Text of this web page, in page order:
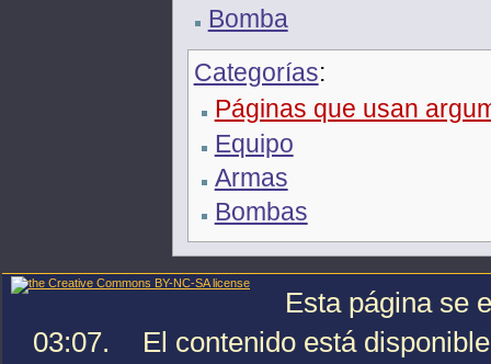
Bomba
Categorías:
Páginas que usan
Equipo
Armas
Bombas
Esta página se
03:07.
El contenido está